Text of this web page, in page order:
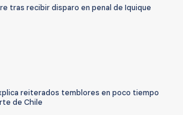
tras recibir disparo en penal de Iquique
reiterados temblores en poco tiempo
de Chile